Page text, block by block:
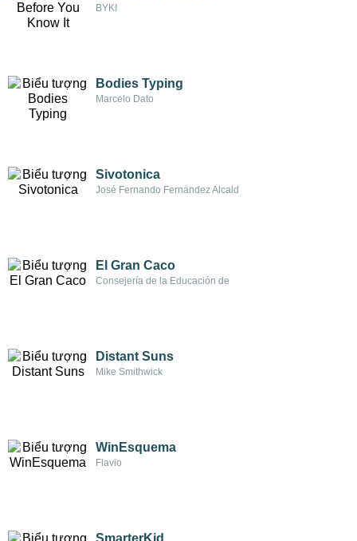
BYKI
Bodies Typing
Marcelo Dato
Sivotonica
José Fernando Fernández Alcald
El Gran Caco
Consejería de la Educación de
Distant Suns
Mike Smithwick
WinEsquema
Flavio
SmarterKid